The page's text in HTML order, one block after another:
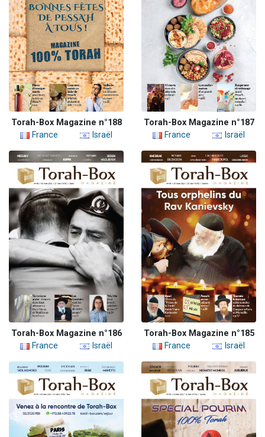
Torah-Box Magazine n°188
France
Israël
Torah-Box Magazine n°187
France
Israël
Torah-Box Magazine n°186
France
Israël
Torah-Box Magazine n°185
France
Israël